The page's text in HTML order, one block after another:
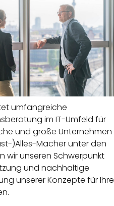
umfangreiche
im IT-Umfeld für
und große Unternehmen
)Alles-Macher unter den
wir unseren Schwerpunkt
und nachhaltige
unserer Konzepte für Ihre